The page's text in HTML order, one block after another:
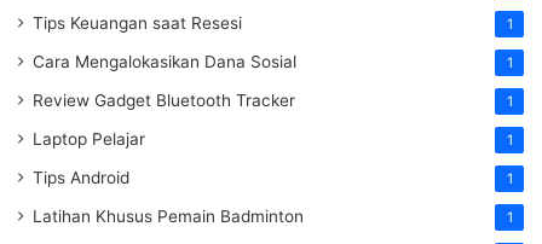
Tips Keuangan saat Resesi 1
Cara Mengalokasikan Dana Sosial 1
Review Gadget Bluetooth Tracker 1
Laptop Pelajar 1
Tips Android 1
Latihan Khusus Pemain Badminton 1